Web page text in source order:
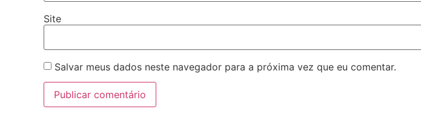
Site
Salvar meus dados neste navegador para a próxima vez que eu comentar.